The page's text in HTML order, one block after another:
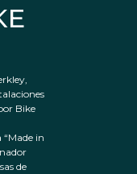
Bike
in
de